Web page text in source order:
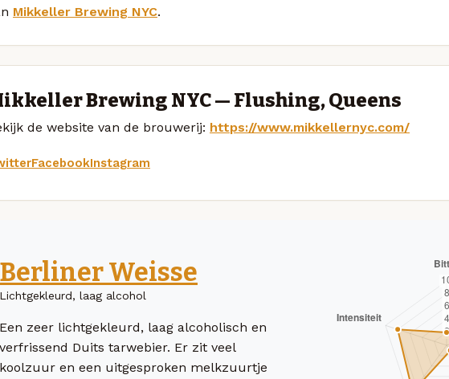
Mikkeller Brewing NYC.
Brewing NYC — Flushing, Queens
de website van de brouwerij: https://www.mikkellernyc.com/
FacebookInstagram
Berliner Weisse
Lichtgekleurd, laag alcohol
Een zeer lichtgekleurd, laag alcoholisch en
verfrissend Duits tarwebier. Er zit veel
koolzuur en een uitgesproken melkzuurtje